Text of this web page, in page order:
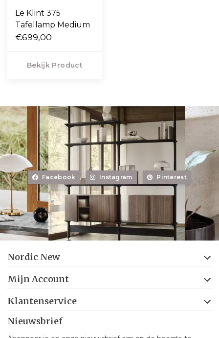
Le Klint 375
Tafellamp Medium
€699,00
Bekijk Product
Facebook Instagram Pinterest
Nordic New
Mijn Account
Klantenservice
Nieuwsbrief